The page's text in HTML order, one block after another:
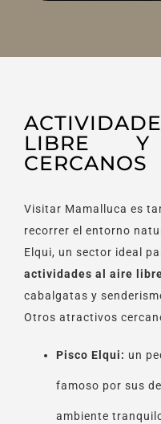
LIBRE Y
CERCANOS
Visitar Mamalluca es
recorrer el entorno
Elqui, un sector ideal
actividades al aire
cabalgatas y
Otros atractivos
Pisco Elqui: un
famoso por sus
ambiente